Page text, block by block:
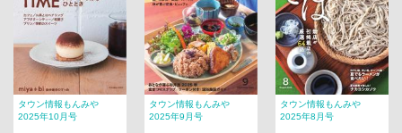
タウン情報もんみや
2025年10月号
タウン情報もんみや
2025年9月号
タウン情報もんみや
2025年8月号